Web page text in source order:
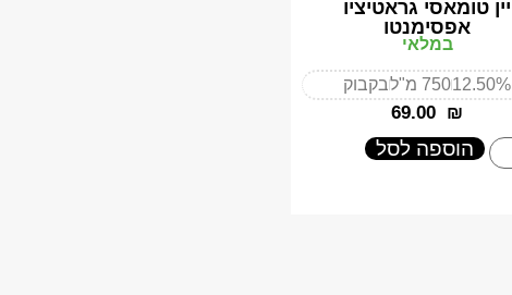
יין טומאסי גראטיציו
אפסימנטו
במלאי
12.50%750 מ"ל בקבוק
‎69.00 ₪
הוספה לסל